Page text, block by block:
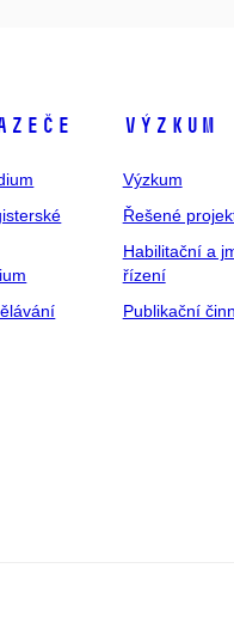
Výzkum
Výzkum
Řešené
Habilitační a
řízení
Publikační